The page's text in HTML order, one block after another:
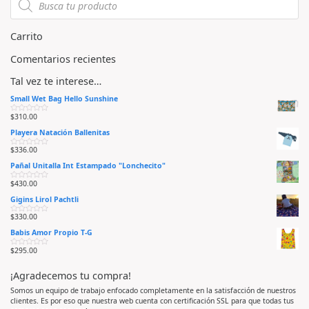
d
e
Carrito
Comentarios recientes
Tal vez te interese…
Small Wet Bag Hello Sunshine
V
l
o
r
a
o
e
n
0
e
5
$310.00
Playera Natación Ballenitas
V
l
o
r
a
o
e
n
0
e
5
$336.00
Pañal Unitalla Int Estampado "Lonchecito"
V
l
o
r
a
o
e
n
0
5
$430.00
Gigins Lirol Pachtli
V
l
o
r
a
e
n
0
d
e
$330.00
Babis Amor Propio T-G
V
o
r
a
d
o
$295.00
¡Agradecemos tu compra!
Somos un equipo de trabajo enfocado completamente en la satisfacción de nuestros
clientes. Es por eso que nuestra web cuenta con certificación SSL para que todas tus